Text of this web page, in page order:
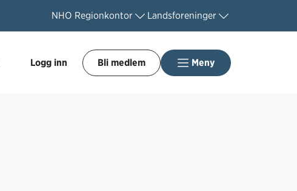
NHO Regionkontor Landsforeninger
Logg inn Bli medlem Meny